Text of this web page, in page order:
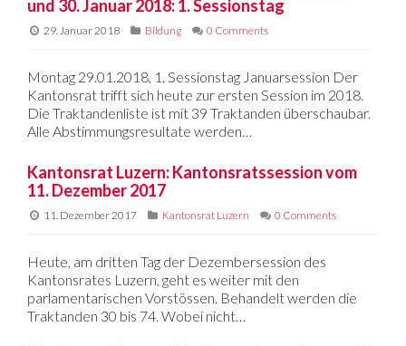
und 30. Januar 2018: 1. Sessionstag
29. Januar 2018 Bildung 0 Comments
Montag 29.01.2018, 1. Sessionstag Januarsession Der
Kantonsrat trifft sich heute zur ersten Session im 2018.
Die Traktandenliste ist mit 39 Traktanden überschaubar.
Alle Abstimmungsresultate werden…
Kantonsrat Luzern: Kantonsratssession vom
11. Dezember 2017
11. Dezember 2017 Kantonsrat Luzern 0 Comments
Heute, am dritten Tag der Dezembersession des
Kantonsrates Luzern, geht es weiter mit den
parlamentarischen Vorstössen. Behandelt werden die
Traktanden 30 bis 74. Wobei nicht…